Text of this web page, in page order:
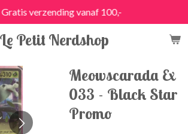
Le Petit Nerdshop
Gratis verzending vanaf 100,-
Meowscarada Ex
033 - Black Star
Promo